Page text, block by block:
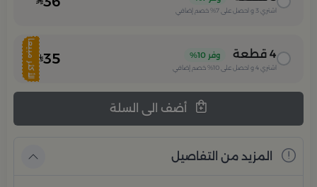
اشتري 3 و احصل على 7% خصم إضافي
الأكثر مبيعا 4 قطعة وفر 10%
اشتري 4و احصل على 10% خصم إضافي 35
المزيد من التفاصيل